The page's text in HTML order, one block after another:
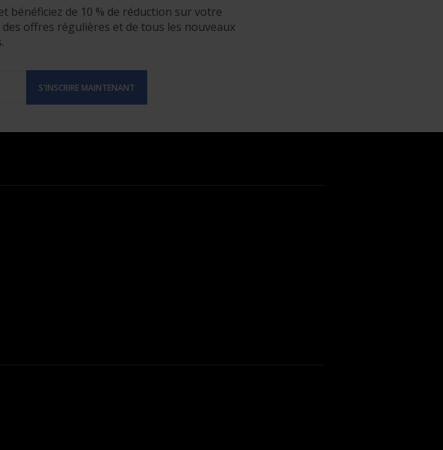
bénéficiez de 10 % de réduction sur votre
offres régulières et de tous les nouveaux